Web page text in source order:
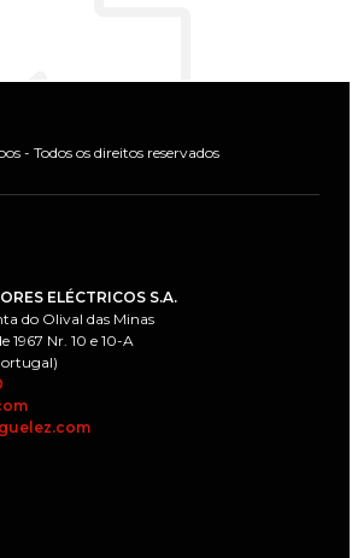
- Todos os direitos reservados
ELÉCTRICOS S.A.
do Olival das Minas
1967 Nr. 10 e 10-A